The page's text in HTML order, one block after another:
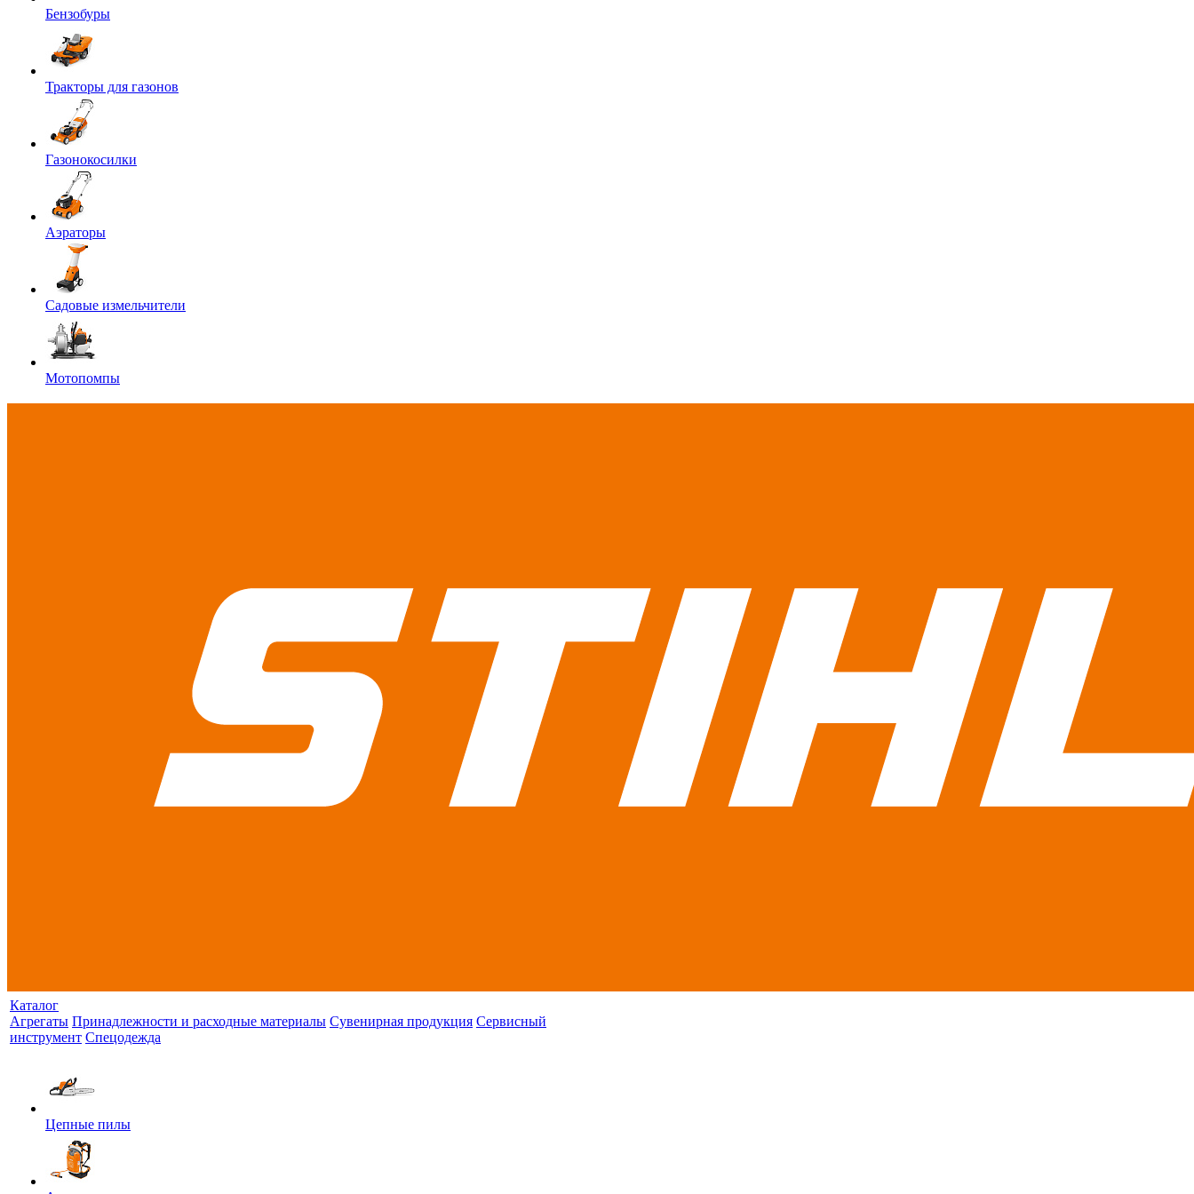
Бензобуры
Тракторы для газонов
Газонокосилки
Аэраторы
Садовые измельчители
Мотопомпы
Каталог
Агрегаты Принадлежности и расходные материалы Сувенирная продукция Сервисный
инструмент Спецодежда
Цепные пилы